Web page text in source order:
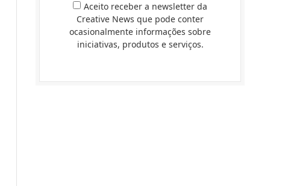
Aceito receber a newsletter da
Creative News que pode conter
ocasionalmente informações sobre
iniciativas, produtos e serviços.